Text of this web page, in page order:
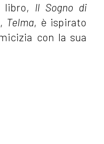
libro, Il Sogno di
Telma, è ispirato
con la sua